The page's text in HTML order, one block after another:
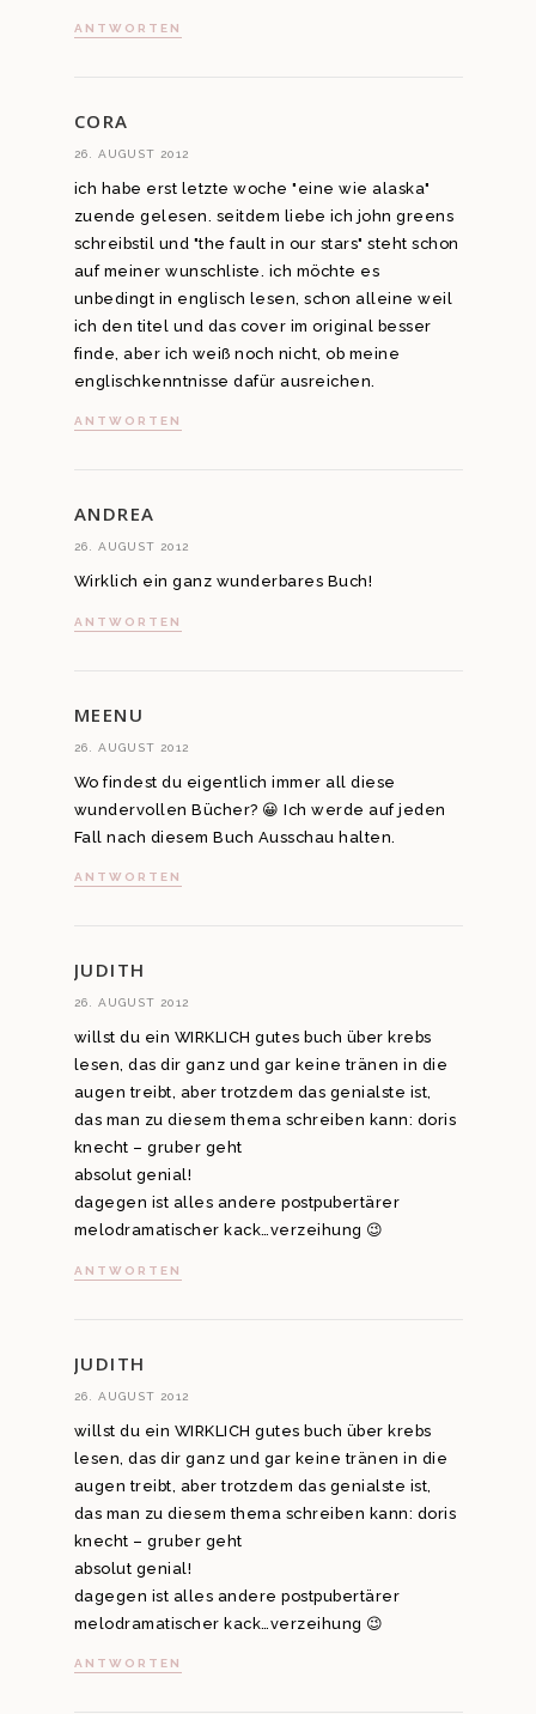
ANTWORTEN
CORA
26. AUGUST 2012
ich habe erst letzte woche "eine wie alaska"
zuende gelesen. seitdem liebe ich john greens
schreibstil und "the fault in our stars" steht schon
auf meiner wunschliste. ich möchte es
unbedingt in englisch lesen, schon alleine weil
ich den titel und das cover im original besser
finde, aber ich weiß noch nicht, ob meine
englischkenntnisse dafür ausreichen.
ANTWORTEN
ANDREA
26. AUGUST 2012
Wirklich ein ganz wunderbares Buch!
ANTWORTEN
MEENU
26. AUGUST 2012
Wo findest du eigentlich immer all diese
wundervollen Bücher? 😀 Ich werde auf jeden
Fall nach diesem Buch Ausschau halten.
ANTWORTEN
JUDITH
26. AUGUST 2012
willst du ein WIRKLICH gutes buch über krebs
lesen, das dir ganz und gar keine tränen in die
augen treibt, aber trotzdem das genialste ist,
das man zu diesem thema schreiben kann: doris
knecht – gruber geht
absolut genial!
dagegen ist alles andere postpubertärer
melodramatischer kack…verzeihung 😉
ANTWORTEN
JUDITH
26. AUGUST 2012
willst du ein WIRKLICH gutes buch über krebs
lesen, das dir ganz und gar keine tränen in die
augen treibt, aber trotzdem das genialste ist,
das man zu diesem thema schreiben kann: doris
knecht – gruber geht
absolut genial!
dagegen ist alles andere postpubertärer
melodramatischer kack…verzeihung 😉
ANTWORTEN